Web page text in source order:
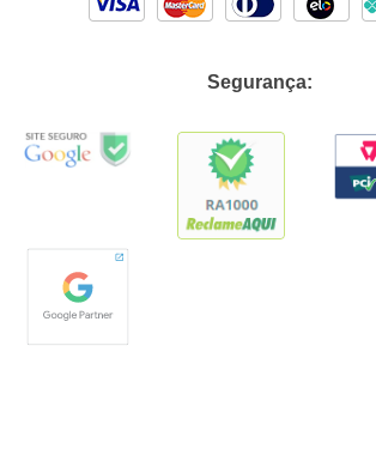
Segurança: